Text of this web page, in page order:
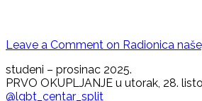
Leave a Comment on Radionica
studeni – prosinac 2025.
PRVO OKUPLJANJE u utorak, 28.
@lgbt_centar_split